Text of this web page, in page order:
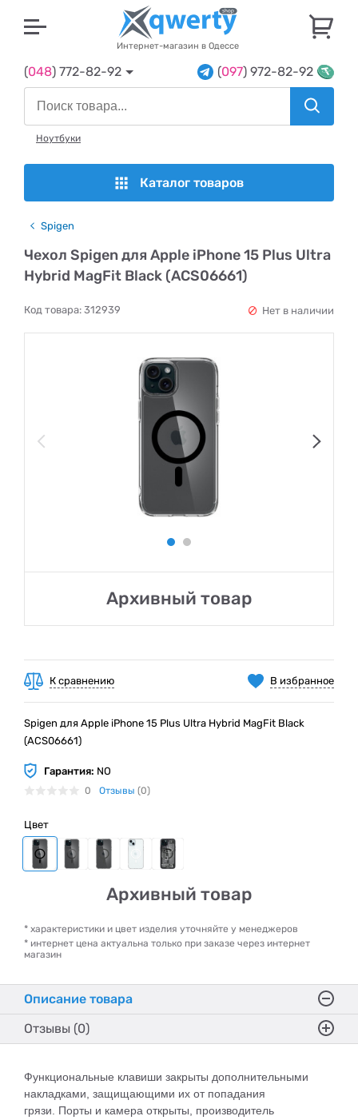
Интернет-магазин в Одессе
(048) 772-82-92 (097) 972-82-92
Ноутбуки
Каталог товаров
Spigen
Чехол Spigen для Apple iPhone 15 Plus Ultra
Hybrid MagFit Black (ACS06661)
Код товара: 312939 Нет в наличии
Архивный товар
В избранное
К сравнению
Spigen для Apple iPhone 15 Plus Ultra Hybrid MagFit Black
(ACS06661)
Гарантия: NO
0 Отзывы (0)
Цвет
Архивный товар
* характеристики и цвет изделия уточняйте у менеджеров
* интернет цена актуальна только при заказе через интернет
магазин
Описание товара
Отзывы (0)
Функциональные клавиши закрыты дополнительными
накладками, защищающими их от попадания
грязи. Порты и камера открыты, производитель